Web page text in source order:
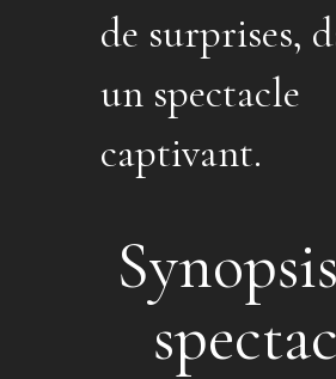
de surprises,
un spectacle
captivant.